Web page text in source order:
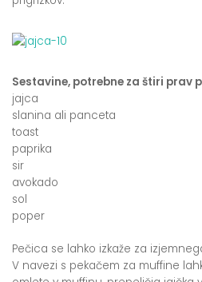
Sestavine, potrebne za štiri prav
jajca
slanina ali panceta
toast
paprika
sir
avokado
sol
poper
Pečica se lahko izkaže za
V navezi s pekačem za muffine